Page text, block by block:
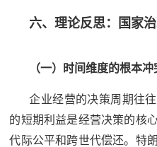
六、理论反思：国家
（一）时间维度的根本冲
企业经营的决策周期往
的短期利益是经营决策的核
代际公平和跨世代偿还。特